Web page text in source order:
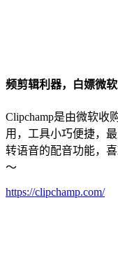
频剪辑利器，白嫖微
Clipchamp是由微软收
用，工具小巧便捷，
转语音的配音功能，
～
https://clipchamp.com/